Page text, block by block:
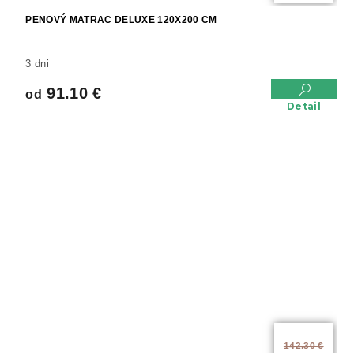
PENOVÝ MATRAC DELUXE 120X200 CM
3 dni
od 91.10 €
Detail
142.30 €